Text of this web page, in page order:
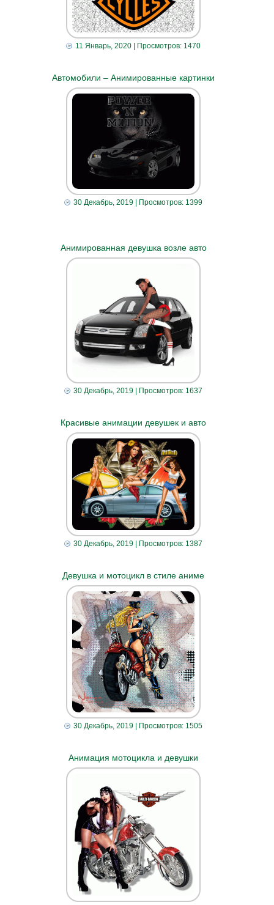
11 Январь, 2020 | Просмотров: 1470
Автомобили – Анимированные картинки
30 Декабрь, 2019 | Просмотров: 1399
Анимированная девушка возле авто
30 Декабрь, 2019 | Просмотров: 1637
Красивые анимации девушек и авто
30 Декабрь, 2019 | Просмотров: 1387
Девушка и мотоцикл в стиле аниме
30 Декабрь, 2019 | Просмотров: 1505
Анимация мотоцикла и девушки